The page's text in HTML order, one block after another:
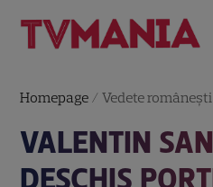
Homepage /Vedete româneşti
VALENTIN
DESCHIS